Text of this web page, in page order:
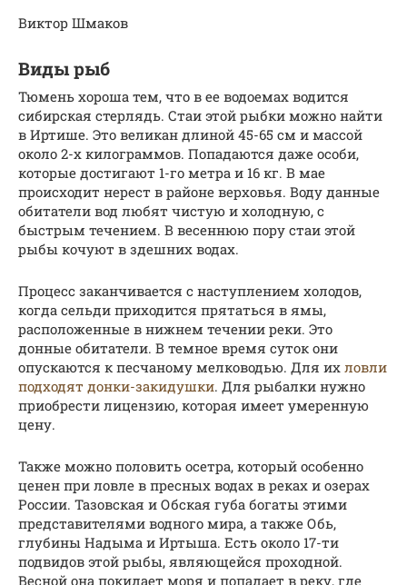
Виктор Шмаков
Виды рыб
Тюмень хороша тем, что в ее водоемах водится
сибирская стерлядь. Стаи этой рыбки можно найти
в Иртише. Это великан длиной 45-65 см и массой
около 2-х килограммов. Попадаются даже особи,
которые достигают 1-го метра и 16 кг. В мае
происходит нерест в районе верховья. Воду данные
обитатели вод любят чистую и холодную, с
быстрым течением. В весеннюю пору стаи этой
рыбы кочуют в здешних водах.
Процесс заканчивается с наступлением холодов,
когда сельди приходится прятаться в ямы,
расположенные в нижнем течении реки. Это
донные обитатели. В темное время суток они
опускаются к песчаному мелководью. Для их ловли
подходят донки-закидушки. Для рыбалки нужно
приобрести лицензию, которая имеет умеренную
цену.
Также можно половить осетра, который особенно
ценен при ловле в пресных водах в реках и озерах
России. Тазовская и Обская губа богаты этими
представителями водного мира, а также Обь,
глубины Надыма и Иртыша. Есть около 17-ти
подвидов этой рыбы, являющейся проходной.
Весной она покидает моря и попадает в реку, где